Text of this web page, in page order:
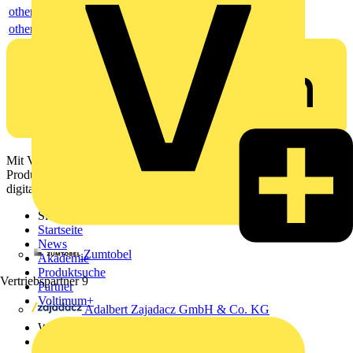
Zumtobel
Vertriebspartner 9
Adalbert Zajadacz GmbH & Co. KG
others
others
Mit Voltimum erhalten Elektrofachkräfte Zugang zu Branchennews,
Produktinformationen, Schulungen und Tools – alles auf einer
digitalen Plattform und Community.
Sitemap
Startseite
News
Akademie
Produktsuche
Partner
Voltimum+
Weitere Links